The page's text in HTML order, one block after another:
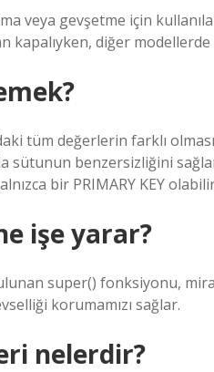
veya gevşetme için
kapalıyken, diğer modellerde
tüm değerlerin farklı
sütunun benzersizliğini
bir PRIMARY KEY
işe yarar?
super() fonksiyonu,
korumamızı sağlar.
nelerdir?